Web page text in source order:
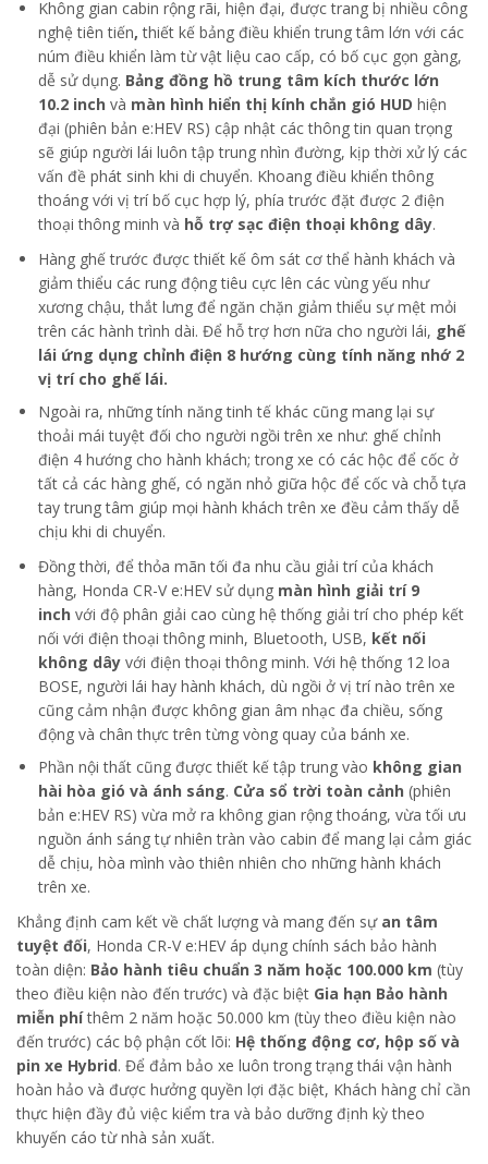
Không gian cabin rộng rãi, hiện đại, được trang bị nhiều công
nghệ tiên tiến, thiết kế bảng điều khiển trung tâm lớn với các
núm điều khiển làm từ vật liệu cao cấp, có bố cục gọn gàng,
dễ sử dụng. Bảng đồng hồ trung tâm kích thước lớn
10.2 inch và màn hình hiển thị kính chắn gió HUD hiện
đại (phiên bản e:HEV RS) cập nhật các thông tin quan trọng
sẽ giúp người lái luôn tập trung nhìn đường, kịp thời xử lý các
vấn đề phát sinh khi di chuyển. Khoang điều khiển thông
thoáng với vị trí bố cục hợp lý, phía trước đặt được 2 điện
thoại thông minh và hỗ trợ sạc điện thoại không dây.
Hàng ghế trước được thiết kế ôm sát cơ thể hành khách và
giảm thiểu các rung động tiêu cực lên các vùng yếu như
xương chậu, thắt lưng để ngăn chặn giảm thiểu sự mệt mỏi
trên các hành trình dài. Để hỗ trợ hơn nữa cho người lái, ghế
lái ứng dụng chỉnh điện 8 hướng cùng tính năng nhớ 2
vị trí cho ghế lái.
Ngoài ra, những tính năng tinh tế khác cũng mang lại sự
thoải mái tuyệt đối cho người ngồi trên xe như: ghế chỉnh
điện 4 hướng cho hành khách; trong xe có các hộc để cốc ở
tất cả các hàng ghế, có ngăn nhỏ giữa hộc để cốc và chỗ tựa
tay trung tâm giúp mọi hành khách trên xe đều cảm thấy dễ
chịu khi di chuyển.
Đồng thời, để thỏa mãn tối đa nhu cầu giải trí của khách
hàng, Honda CR-V e:HEV sử dụng màn hình giải trí 9
inch với độ phân giải cao cùng hệ thống giải trí cho phép kết
nối với điện thoại thông minh, Bluetooth, USB, kết nối
không dây với điện thoại thông minh. Với hệ thống 12 loa
BOSE, người lái hay hành khách, dù ngồi ở vị trí nào trên xe
cũng cảm nhận được không gian âm nhạc đa chiều, sống
động và chân thực trên từng vòng quay của bánh xe.
Phần nội thất cũng được thiết kế tập trung vào không gian
hài hòa gió và ánh sáng. Cửa sổ trời toàn cảnh (phiên
bản e:HEV RS) vừa mở ra không gian rộng thoáng, vừa tối ưu
nguồn ánh sáng tự nhiên tràn vào cabin để mang lại cảm giác
dễ chịu, hòa mình vào thiên nhiên cho những hành khách
trên xe.
Khẳng định cam kết về chất lượng và mang đến sự an tâm
tuyệt đối, Honda CR-V e:HEV áp dụng chính sách bảo hành
toàn diện: Bảo hành tiêu chuẩn 3 năm hoặc 100.000 km (tùy
theo điều kiện nào đến trước) và đặc biệt Gia hạn Bảo hành
miễn phíthêm 2 năm hoặc 50.000 km (tùy theo điều kiện nào
đến trước) các bộ phận cốt lõi: Hệ thống động cơ, hộp số và
pin xe Hybrid. Để đảm bảo xe luôn trong trạng thái vận hành
hoàn hảo và được hưởng quyền lợi đặc biệt, Khách hàng chỉ cần
thực hiện đầy đủ việc kiểm tra và bảo dưỡng định kỳ theo
khuyến cáo từ nhà sản xuất.